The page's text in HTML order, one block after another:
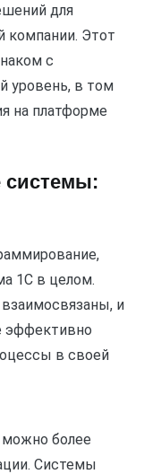
для
компании. Этот
с
уровень, в том
на платформе
системы:
1С в целом.
и
эффективно
в своей
можно более
Системы